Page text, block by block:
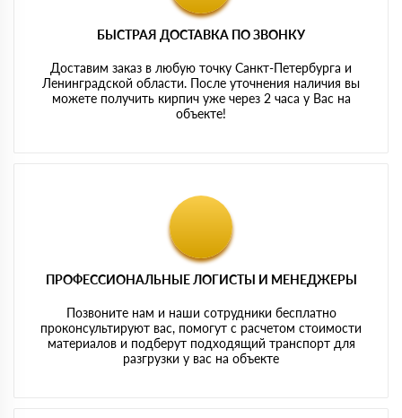
БЫСТРАЯ ДОСТАВКА ПО ЗВОНКУ
Доставим заказ в любую точку Санкт-Петербурга и
Ленинградской области. После уточнения наличия вы
можете получить кирпич уже через 2 часа у Вас на
объекте!
ПРОФЕССИОНАЛЬНЫЕ ЛОГИСТЫ И МЕНЕДЖЕРЫ
Позвоните нам и наши сотрудники бесплатно
проконсультируют вас, помогут с расчетом стоимости
материалов и подберут подходящий транспорт для
разгрузки у вас на объекте